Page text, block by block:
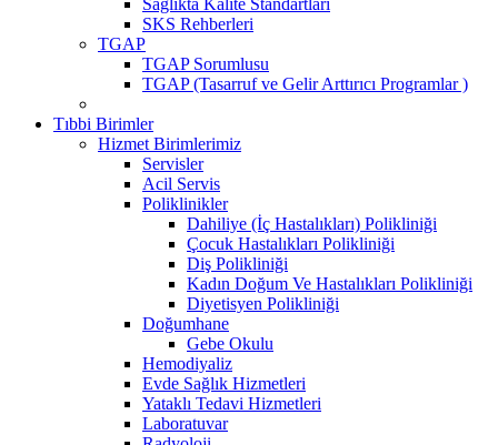
SKS Rehberleri
TGAP
TGAP Sorumlusu
TGAP (Tasarruf ve Gelir Arttırıcı Programlar )
Tıbbi Birimler
Hizmet Birimlerimiz
Servisler
Acil Servis
Poliklinikler
Dahiliye (İç Hastalıkları) Polikliniği
Çocuk Hastalıkları Polikliniği
Diş Polikliniği
Kadın Doğum Ve Hastalıkları Polikliniği
Diyetisyen Polikliniği
Doğumhane
Gebe Okulu
Hemodiyaliz
Evde Sağlık Hizmetleri
Yataklı Tedavi Hizmetleri
Laboratuvar